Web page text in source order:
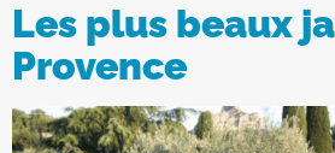
Les plus beaux
Provence